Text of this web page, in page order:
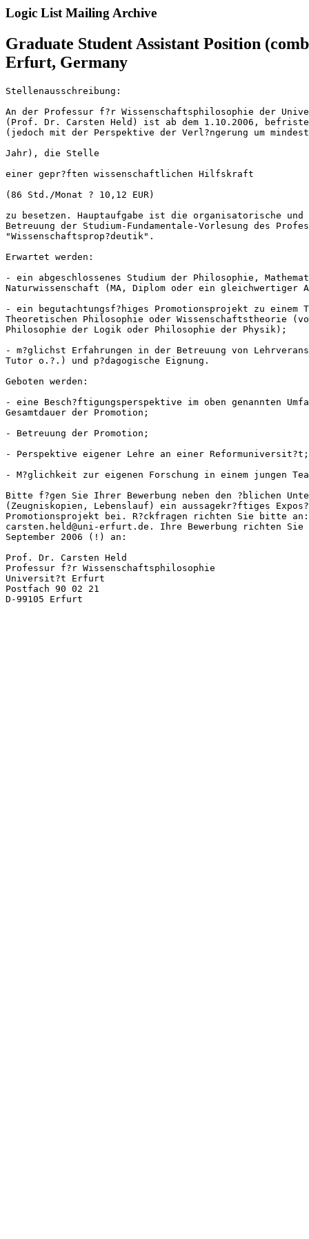
Logic List Mailing Archive
Graduate Student Assistant Position
Erfurt, Germany
Stellenausschreibung:
An der Professur f?r Wissenschaftsphilosophie der
(Prof. Dr. Carsten Held) ist ab dem 1.10.2006,
(jedoch mit der Perspektive der Verl?ngerung um
Jahr), die Stelle
einer gepr?ften wissenschaftlichen Hilfskraft
(86 Std./Monat ? 10,12 EUR)
zu besetzen. Hauptaufgabe ist die organisatorische
Betreuung der Studium-Fundamentale-Vorlesung des
"Wissenschaftsprop?deutik".
Erwartet werden:
- ein abgeschlossenes Studium der Philosophie,
Naturwissenschaft (MA, Diplom oder ein gleichwertiger
- ein begutachtungsf?higes Promotionsprojekt zu einem
Theoretischen Philosophie oder Wissenschaftstheorie
Philosophie der Logik oder Philosophie der Physik);
- m?glichst Erfahrungen in der Betreuung von
Tutor o.?.) und p?dagogische Eignung.
Geboten werden:
- eine Besch?ftigungsperspektive im oben genannten
Gesamtdauer der Promotion;
- Betreuung der Promotion;
- Perspektive eigener Lehre an einer Reformuniversit?t;
- M?glichkeit zur eigenen Forschung in einem jungen
Bitte f?gen Sie Ihrer Bewerbung neben den ?blichen
(Zeugniskopien, Lebenslauf) ein aussagekr?ftiges
Promotionsprojekt bei. R?ckfragen richten Sie bitte
carsten.held@uni-erfurt.de. Ihre Bewerbung richten
September 2006 (!) an:
Prof. Dr. Carsten Held
Professur f?r Wissenschaftsphilosophie
Universit?t Erfurt
Postfach 90 02 21